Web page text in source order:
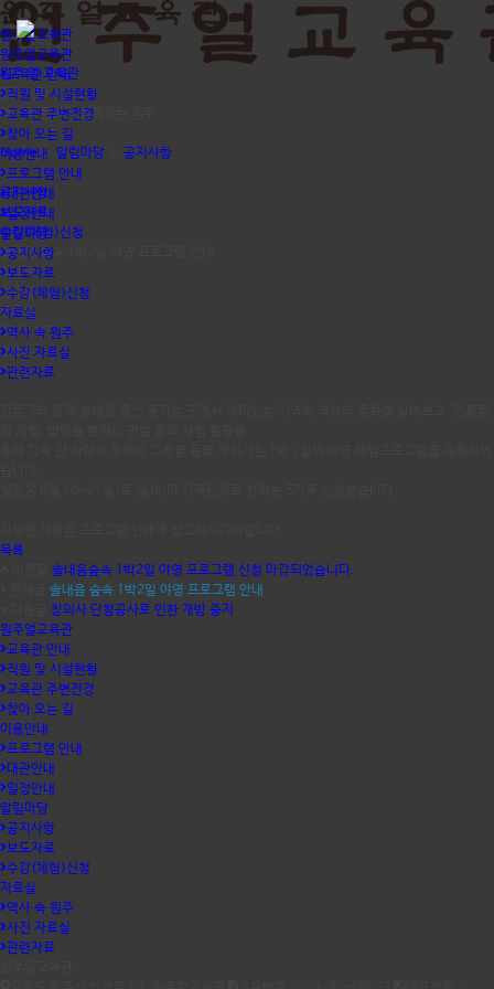
원주얼교육관
원주얼교육관
교육관 안내
직원 및 시설현황
교육관 주변전경
찾아 오는 길
이용안내
프로그램 안내
대관안내
일정안내
알림마당
공지사항
보도자료
수강(체험)신청
자료실
역사 속 원주
사진 자료실
관련자료
원주 얼 교육관
공지사항
역사와 문화가 함께하는 원주
Home> 알림마당 공지사항
공지사항
보도자료
수강(체험)신청
솔내음 숲속 1박2일 야영 프로그램 안내
작성자
원주얼
등록일
2022.07.28
조회수
1339
목록
솔내음숲속 1박2일 야영 프로그램 신청 마감되었습니다.
솔내음 숲속 1박2일 야영 프로그램 안내
창의사 단청공사로 인한 개방 중지
원주얼교육관
교육관 안내
직원 및 시설현황
교육관 주변전경
찾아 오는 길
이용안내
프로그램 안내
대관안내
일정안내
알림마당
공지사항
보도자료
수강(체험)신청
자료실
역사 속 원주
사진 자료실
관련자료